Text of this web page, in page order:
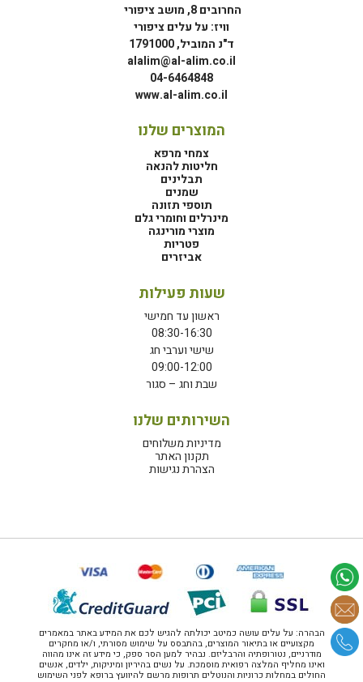
החרובים 8, מושב ציפורי
וויז: על עלים ציפורי
ד"נ המוביל, 1791000
alalim@al-alim.co.il
04-6464848
www.al-alim.co.il
המוצרים שלנו
צמחי מרפא
חליטות להנאה
תבלינים
שמנים
תוספי תזונה
מינרלים וחומרי גלם
מוצרי מורינגה
פטריות
אביזרים
שעות פעילות
ראשון עד חמישי
08:30-16:30
שישי וערבי חג
09:00-12:00
שבת וחג – סגור
השירותים שלנו
מדיניות משלוחים
תקנון האתר
הצהרת נגישות
הבהרה: על עלים עושה כמיטב יכולתה להגיש לכם את המידע באתר במאמרים
מקצועיים או בתיאור המוצרים, בהתבסס על שימוש מסורתי, ו/או מחקרים
מודרניים, נטורופתיה והרבליזם. נבהיר למען הסר ספק, כי מידע זה אינו מהווה
ואינו מחליף המלצה רפואית מוסמכת. על נשים בהיריון ומיניקות, ילדים, אנשים
החולים במחלות כרוניות והנוטלים תרופות מרשם להיוועץ ברופא לפני השימוש